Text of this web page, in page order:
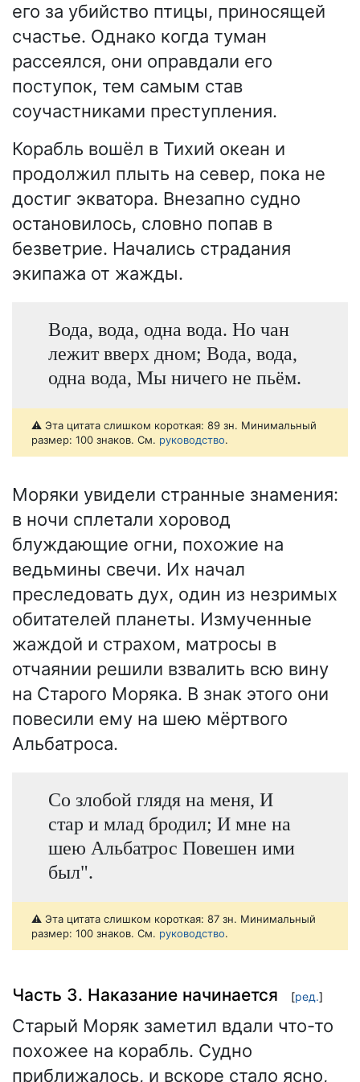
его за убийство птицы, приносящей
счастье. Однако когда туман
рассеялся, они оправдали его
поступок, тем самым став
соучастниками преступления.
Корабль вошёл в Тихий океан и
продолжил плыть на север, пока не
достиг экватора. Внезапно судно
остановилось, словно попав в
безветрие. Начались страдания
экипажа от жажды.
Вода, вода, одна вода. Но чан
лежит вверх дном; Вода, вода,
одна вода, Мы ничего не пьём.
⚠️ Эта цитата слишком короткая: 89 зн. Минимальный
размер: 100 знаков. См. руководство.
Моряки увидели странные знамения:
в ночи сплетали хоровод
блуждающие огни, похожие на
ведьмины свечи. Их начал
преследовать дух, один из незримых
обитателей планеты. Измученные
жаждой и страхом, матросы в
отчаянии решили взвалить всю вину
на Старого Моряка. В знак этого они
повесили ему на шею мёртвого
Альбатроса.
Со злобой глядя на меня, И
стар и млад бродил; И мне на
шею Альбатрос Повешен ими
был".
⚠️ Эта цитата слишком короткая: 87 зн. Минимальный
размер: 100 знаков. См. руководство.
Часть 3. Наказание начинается [ред.]
Старый Моряк заметил вдали что-то
похожее на корабль. Судно
приближалось, и вскоре стало ясно,